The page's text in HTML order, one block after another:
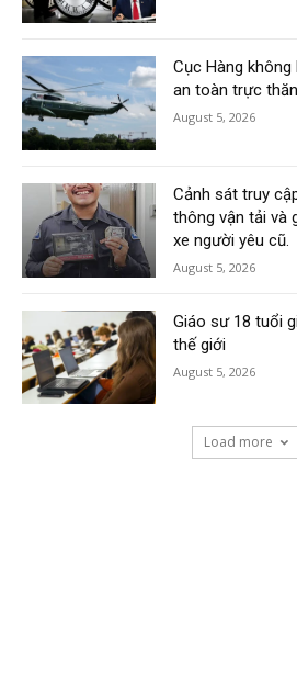
Cục Hàng
an toàn trực
August 5, 2026
Cảnh sát truy
thông vận tải và
xe người yêu cũ.
August 5, 2026
Giáo sư 18 tuổi
thế giới
August 5, 2026
Load more